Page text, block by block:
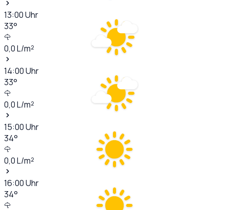
13:00Uhr
33°
0,0L/m²
14:00Uhr
33°
0,0L/m²
15:00Uhr
34°
0,0L/m²
16:00Uhr
34°